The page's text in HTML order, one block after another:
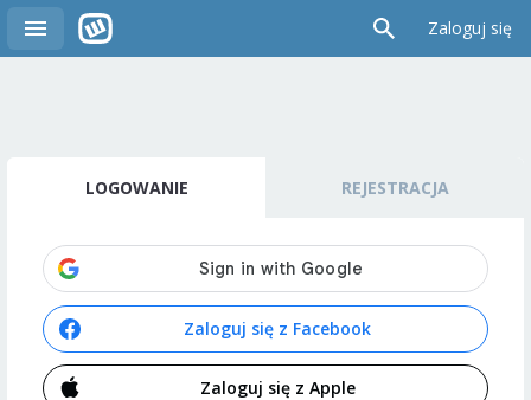
Zaloguj się
LOGOWANIE REJESTRACJA
Zaloguj się z Facebook
Zaloguj się z Apple